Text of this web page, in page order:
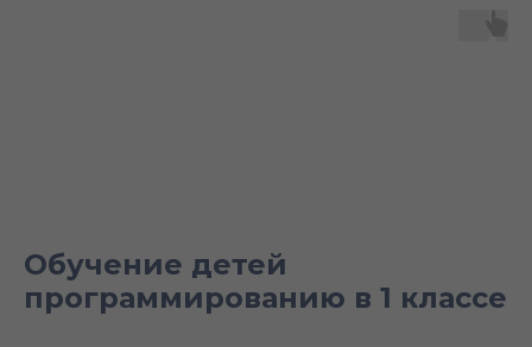
Обучение детей
программированию в 1 классе